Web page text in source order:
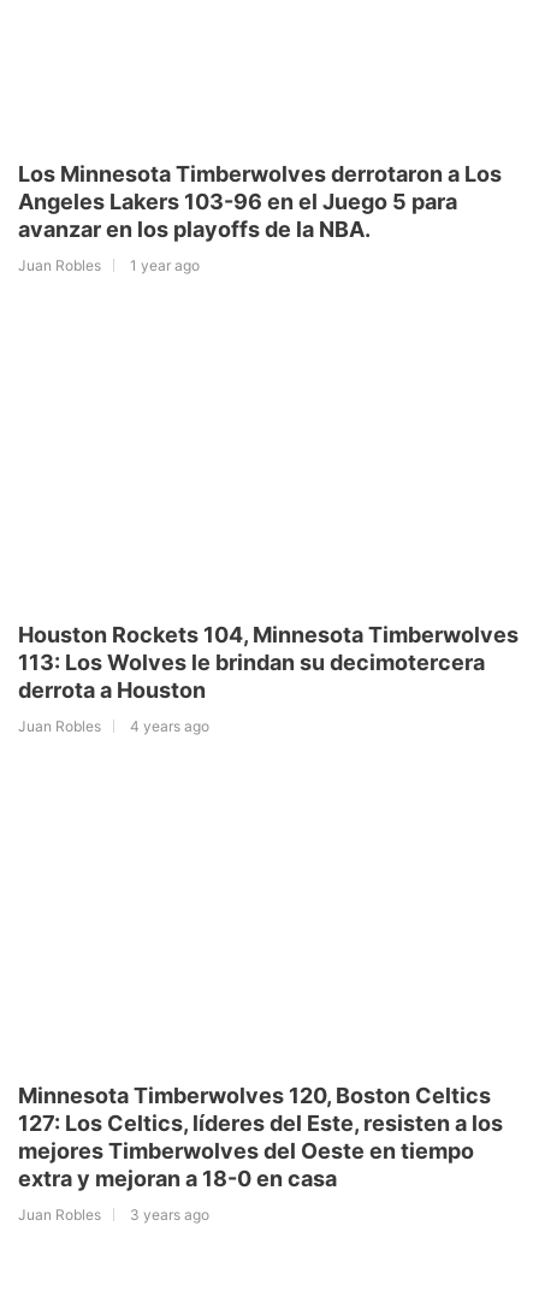
Los Minnesota Timberwolves derrotaron a Los
Angeles Lakers 103-96 en el Juego 5 para
avanzar en los playoffs de la NBA.
Juan Robles 1 year ago
Houston Rockets 104, Minnesota Timberwolves
113: Los Wolves le brindan su decimotercera
derrota a Houston
Juan Robles 4 years ago
Minnesota Timberwolves 120, Boston Celtics
127: Los Celtics, líderes del Este, resisten a los
mejores Timberwolves del Oeste en tiempo
extra y mejoran a 18-0 en casa
Juan Robles 3 years ago